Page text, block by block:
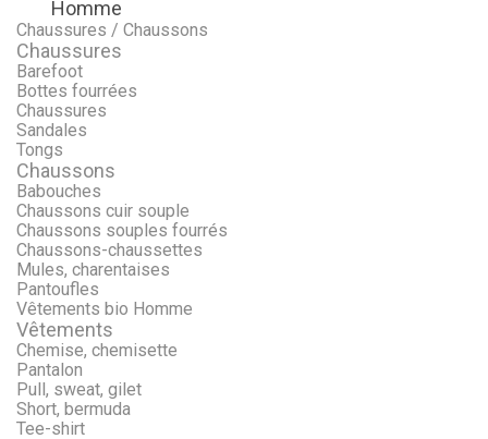
Homme
Chaussures / Chaussons
Chaussures
Barefoot
Bottes fourrées
Chaussures
Sandales
Tongs
Chaussons
Babouches
Chaussons cuir souple
Chaussons souples fourrés
Chaussons-chaussettes
Mules, charentaises
Pantoufles
Vêtements bio Homme
Vêtements
Chemise, chemisette
Pantalon
Pull, sweat, gilet
Short, bermuda
Tee-shirt